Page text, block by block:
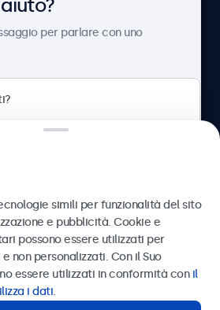
per parlare con uno
Inviare
al
simili per funzionalità del sito
e pubblicità. Cookie e
possono essere utilizzati per
non personalizzati. Con il Suo
essere utilizzati in conformità con il
i dati.